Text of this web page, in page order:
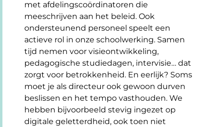
met afdelingscoördinatoren die
meeschrijven aan het beleid. Ook
ondersteunend personeel speelt een
actieve rol in onze schoolwerking. Samen
tijd nemen voor visieontwikkeling,
pedagogische studiedagen, intervisie… dat
zorgt voor betrokkenheid. En eerlijk? Soms
moet je als directeur ook gewoon durven
beslissen en het tempo vasthouden. We
hebben bijvoorbeeld stevig ingezet op
digitale geletterdheid, ook toen niet